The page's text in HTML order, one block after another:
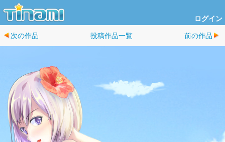
ログイン
次の作品 投稿作品一覧 前の作品